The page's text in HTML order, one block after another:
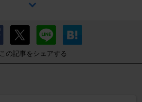
この記事をシェアする